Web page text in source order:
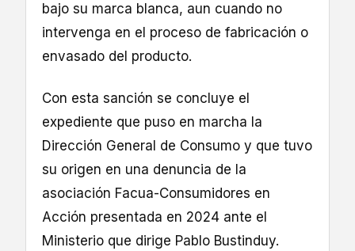
bajo su marca blanca, aun cuando no
intervenga en el proceso de fabricación o
envasado del producto.
Con esta sanción se concluye el
expediente que puso en marcha la
Dirección General de Consumo y que tuvo
su origen en una denuncia de la
asociación Facua-Consumidores en
Acción presentada en 2024 ante el
Ministerio que dirige Pablo Bustinduy.